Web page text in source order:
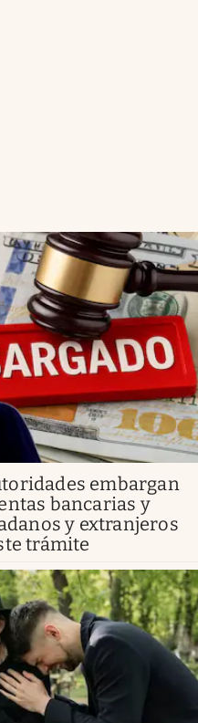
embargan
bancarias y
y extranjeros
trámite